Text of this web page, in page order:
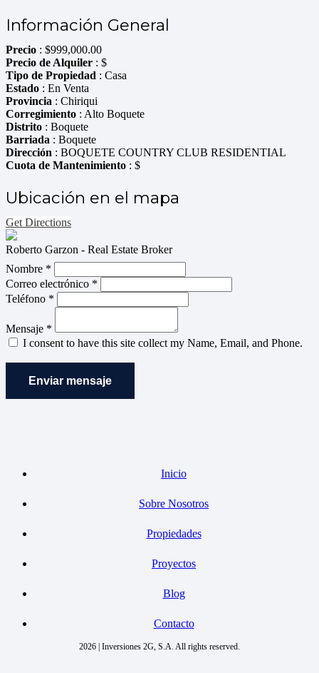
Información General
Precio : $999,000.00
Precio de Alquiler : $
Tipo de Propiedad : Casa
Estado : En Venta
Provincia : Chiriqui
Corregimiento : Alto Boquete
Distrito : Boquete
Barriada : Boquete
Dirección : BOQUETE COUNTRY CLUB RESIDENTIAL
Cuota de Mantenimiento : $
Ubicación en el mapa
Get Directions
Roberto Garzon - Real Estate Broker
Nombre *
Correo electrónico *
Teléfono *
Mensaje *
I consent to have this site collect my Name, Email, and Phone.
Enviar mensaje
Inicio
Sobre Nosotros
Propiedades
Proyectos
Blog
Contacto
2026 | Inversiones 2G, S.A. All rights reserved.